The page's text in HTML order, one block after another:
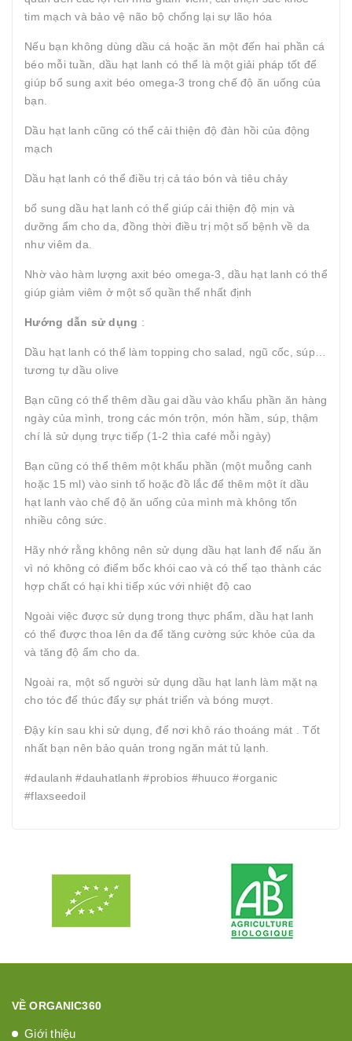
tim mạch và bảo vệ não bộ chống lại sự lão hóa
Nếu bạn không dùng dầu cá hoặc ăn một đến hai phần cá
béo mỗi tuần, dầu hạt lanh có thể là một giải pháp tốt để
giúp bổ sung axit béo omega-3 trong chế độ ăn uống của
bạn.
Dầu hạt lanh cũng có thể cải thiện độ đàn hồi của động
mạch
Dầu hạt lanh có thể điều trị cả táo bón và tiêu chảy
bổ sung dầu hạt lanh có thể giúp cải thiện độ mịn và
dưỡng ẩm cho da, đồng thời điều trị một số bệnh về da
như viêm da.
Nhờ vào hàm lượng axit béo omega-3, dầu hạt lanh có thể
giúp giảm viêm ở một số quần thể nhất định
Hướng dẫn sử dụng :
Dầu hạt lanh có thể làm topping cho salad, ngũ cốc, súp…
tương tự dầu olive
Bạn cũng có thể thêm dầu gai dầu vào khẩu phần ăn hàng
ngày của mình, trong các món trộn, món hầm, súp, thậm
chí là sử dụng trực tiếp (1-2 thìa café mỗi ngày)
Bạn cũng có thể thêm một khẩu phần (một muỗng canh
hoặc 15 ml) vào sinh tố hoặc đồ lắc để thêm một ít dầu
hạt lanh vào chế độ ăn uống của mình mà không tốn
nhiều công sức.
Hãy nhớ rằng không nên sử dụng dầu hạt lanh để nấu ăn
vì nó không có điểm bốc khói cao và có thể tạo thành các
hợp chất có hại khi tiếp xúc với nhiệt độ cao
Ngoài việc được sử dụng trong thực phẩm, dầu hạt lanh
có thể được thoa lên da để tăng cường sức khỏe của da
và tăng độ ẩm cho da.
Ngoài ra, một số người sử dụng dầu hạt lanh làm mặt nạ
cho tóc để thúc đẩy sự phát triển và bóng mượt.
Đậy kín sau khi sử dụng, để nơi khô ráo thoáng mát . Tốt
nhất bạn nên bảo quản trong ngăn mát tủ lạnh.
#daulanh #dauhatlanh #probios #huuco #organic
#flaxseedoil
VỀ ORGANIC360
Giới thiệu